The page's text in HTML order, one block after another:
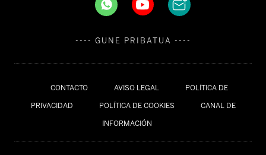
CONTACTO AVISO LEGAL POLÍTICA DE
PRIVACIDAD POLÍTICA DE COOKIES CANAL DE
INFORMACIÓN
---- GUNE PRIBATUA ----